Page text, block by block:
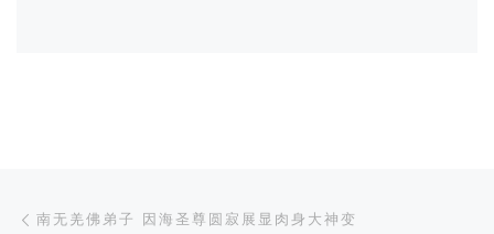
文章导航
南无羌佛弟子 因海圣尊圆寂展显肉身大神变